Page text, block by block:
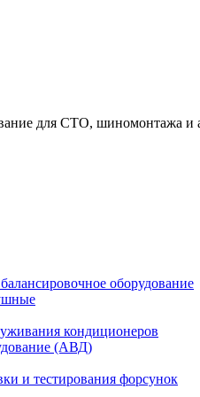
для СТО, шиномонтажа и
оборудование
кондиционеров
(АВД)
и тестирования форсунок